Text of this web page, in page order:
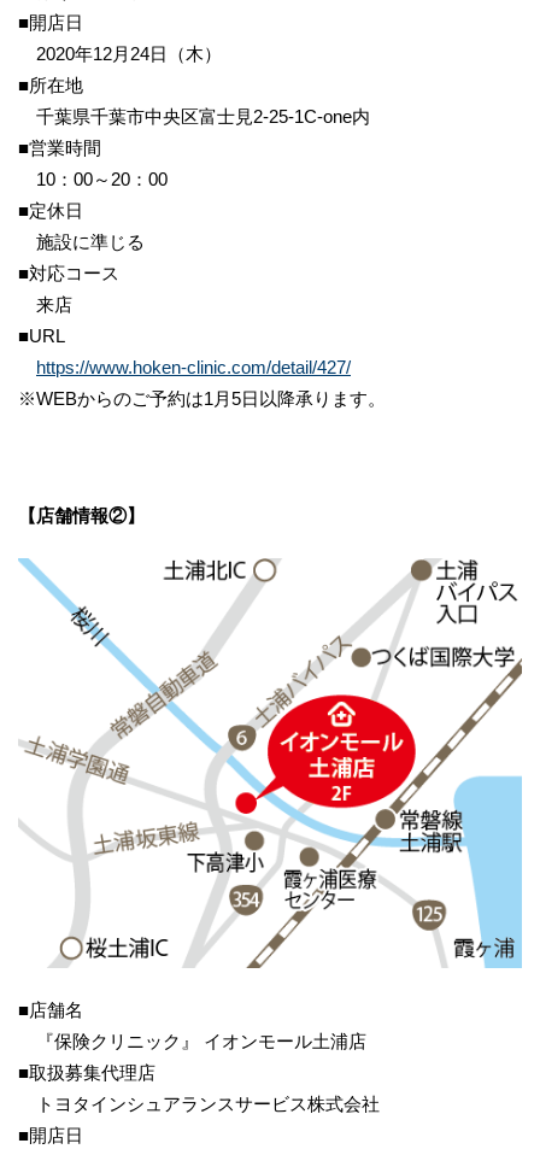
■開店日
2020年12月24日（木）
■所在地
千葉県千葉市中央区富士見2-25-1C-one内
■営業時間
10：00～20：00
■定休日
施設に準じる
■対応コース
来店
■URL
https://www.hoken-clinic.com/detail/427/
※WEBからのご予約は1月5日以降承ります。
【店舗情報②】
■店舗名
『保険クリニック』 イオンモール土浦店
■取扱募集代理店
トヨタインシュアランスサービス株式会社
■開店日